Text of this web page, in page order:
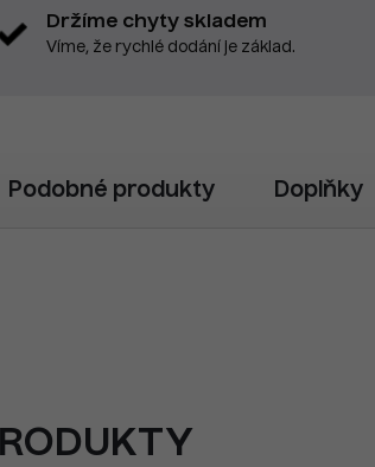
Držíme chyty skladem
Víme, že rychlé dodání je základ.
Podobné produkty Doplňky